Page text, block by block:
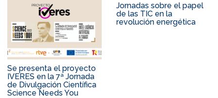
Se presenta el proyecto
IVERES en la 7ª Jornada
de Divulgación Científica
Science Needs You
Jornadas sobre el papel
de las TIC en la
revolución energética